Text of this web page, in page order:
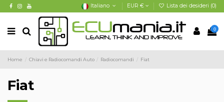
Italiano EUR € Lista dei desideri (0)
0
Home Chiavi e Radiocomandi Auto Radiocomandi Fiat
Fiat